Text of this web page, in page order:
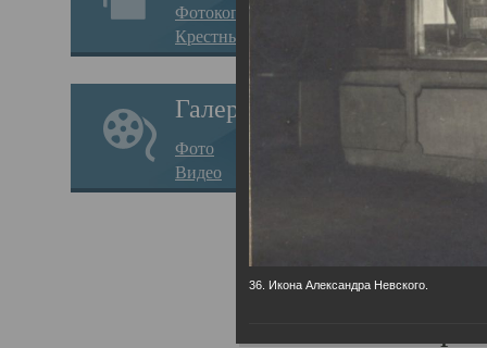
Фотокопии дел
Крестные ходы
Галерея
Фото
Видео
36. Икона Александра Невского.